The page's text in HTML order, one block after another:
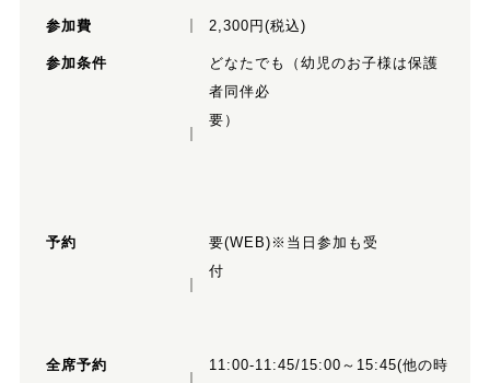
参加費 2,300円(税込)
参加条件
どなたでも（幼児のお子様は保護
者同伴必
要）
予約
要(WEB)※当日参加も受
付
全席予約
11:00-11:45/15:00～15:45(他の時